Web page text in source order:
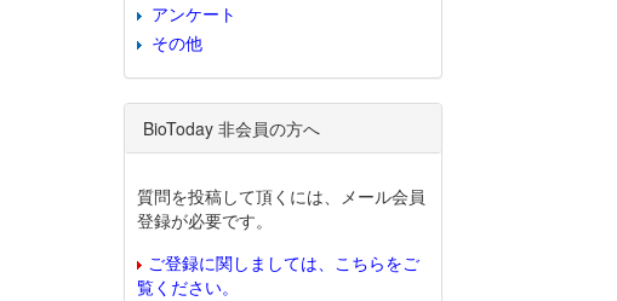
アンケート
その他
BioToday 非会員の方へ
質問を投稿して頂くには、メール会員
登録が必要です。
ご登録に関しましては、こちらをご
覧ください。